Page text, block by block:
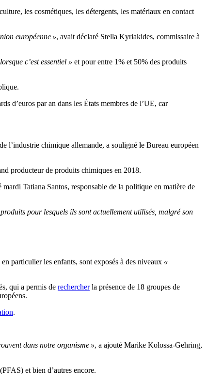
les cosmétiques, les détergents, les matériaux en contact
européenne », avait déclaré Stella Kyriakides, commissaire à
c’est essentiel » et pour entre 1% et 50% des produits
d’euros par an dans les États membres de l’UE, car
l’industrie chimique allemande, a souligné le Bureau européen
producteur de produits chimiques en 2018.
mardi Tatiana Santos, responsable de la politique en matière de
pour lesquels ils sont actuellement utilisés, malgré son
particulier les enfants, sont exposés à des niveaux «
qui a permis de rechercherla présence de 18 groupes de
.
dans notre organisme », a ajouté Marike Kolossa-Gehring,
et bien d’autres encore.